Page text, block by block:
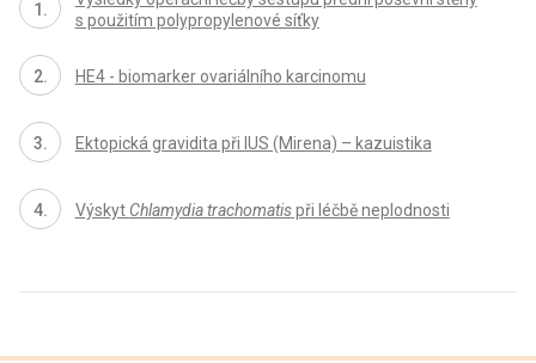
s použitím polypropylenové síťky
HE4 - biomarker ovariálního karcinomu
Ektopická gravidita při IUS (Mirena) – kazuistika
Výskyt Chlamydia trachomatispři léčbě neplodnosti